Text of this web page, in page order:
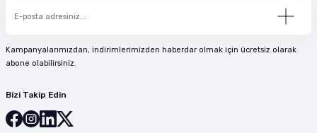
Kampanyalarımızdan, indirimlerimizden haberdar olmak için ücretsiz olarak
abone olabilirsiniz.
Bizi Takip Edin